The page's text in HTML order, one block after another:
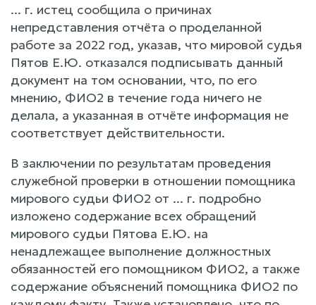
... г. истец сообщила о причинах
непредставления отчёта о проделанной
работе за 2022 год, указав, что мировой судья
Пятов Е.Ю. отказался подписывать данный
документ на том основании, что, по его
мнению, ФИО2 в течение года ничего не
делала, а указанная в отчёте информация не
соответствует действительности.
В заключении по результатам проведения
служебной проверки в отношении помощника
мирового судьи ФИО2 от ... г. подробно
изложено содержание всех обращений
мирового судьи Пятова Е.Ю. на
ненадлежащее выполнение должностных
обязанностей его помощником ФИО2, а также
содержание объяснений помощника ФИО2 по